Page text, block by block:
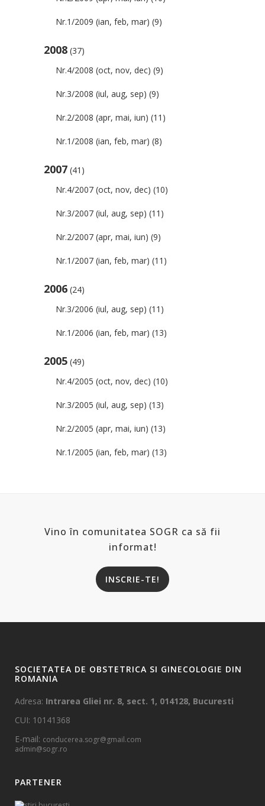
Nr.1/2009 (ian, feb, mar) (9)
2008 (37)
Nr.4/2008 (oct, nov, dec) (9)
Nr.3/2008 (iul, aug, sep) (9)
Nr.2/2008 (apr, mai, iun) (11)
Nr.1/2008 (ian, feb, mar) (8)
2007 (41)
Nr.4/2007 (oct, nov, dec) (10)
Nr.3/2007 (iul, aug, sep) (11)
Nr.2/2007 (apr, mai, iun) (9)
Nr.1/2007 (ian, feb, mar) (11)
2006 (24)
Nr.3/2006 (iul, aug, sep) (11)
Nr.1/2006 (ian, feb, mar) (13)
2005 (49)
Nr.4/2005 (oct, nov, dec) (10)
Nr.3/2005 (iul, aug, sep) (13)
Nr.2/2005 (apr, mai, iun) (13)
Nr.1/2005 (ian, feb, mar) (13)
Vino în comunitatea SOGR ca să fii
informat!
INSCRIE-TE!
SOCIETATEA DE OBSTETRICA SI GINECOLOGIE DIN
ROMANIA
Adresa: Intrarea Gliei nr. 8, sect. 1, 014128, Bucuresti
CUI: 10141368
E-mail: conducerea.sogr@gmail.com
admin@sogr.ro
PARTENER